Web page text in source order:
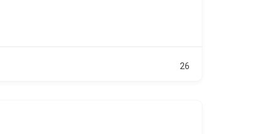
26